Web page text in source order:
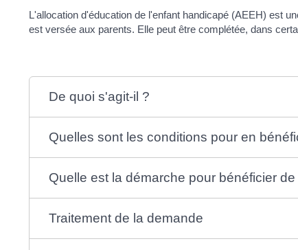
L'allocation d'éducation de l'enfant handicapé (AEEH) est
est versée aux parents. Elle peut être complétée, dans
De quoi s'agit-il ?
Quelles sont les conditions pour en
Quelle est la démarche pour bénéficier
Traitement de la demande